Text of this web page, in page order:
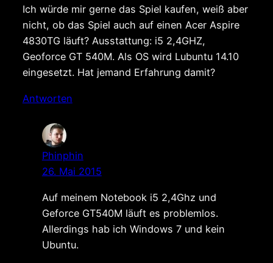
Ich würde mir gerne das Spiel kaufen, weiß aber
nicht, ob das Spiel auch auf einen Acer Aspire
4830TG läuft? Ausstattung: i5 2,4GHZ,
Geoforce GT 540M. Als OS wird Lubuntu 14.10
eingesetzt. Hat jemand Erfahrung damit?
Antworten
Phinphin
26. Mai 2015
Auf meinem Notebook i5 2,4Ghz und
Geforce GT540M läuft es problemlos.
Allerdings hab ich Windows 7 und kein
Ubuntu.